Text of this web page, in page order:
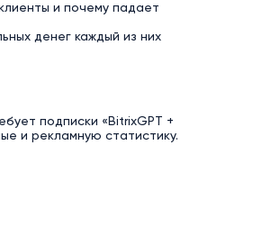
и почему падает
денег каждый из них
подписки «BitrixGPT +
и рекламную статистику.